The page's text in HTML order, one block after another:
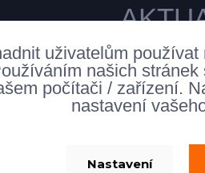
uživatelům
našich
počítači / zařízení.
nastavení
Nastavení